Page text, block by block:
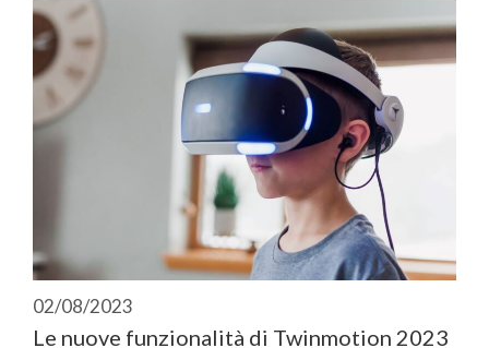
02/08/2023
Le nuove funzionalità di Twinmotion 2023